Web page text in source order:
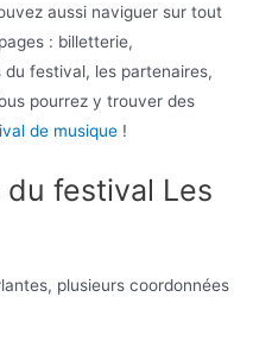
aussi naviguer sur tout
: billetterie,
festival, les partenaires,
pourrez y trouver des
de musique !
du festival Les
plusieurs coordonnées